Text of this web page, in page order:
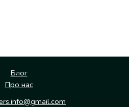
Блог
Про нас